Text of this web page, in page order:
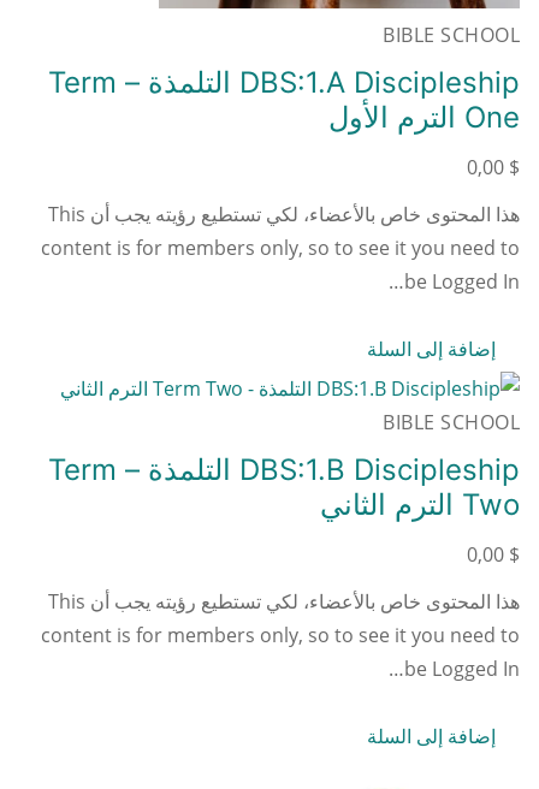
BIBLE SCHOOL
DBS:1.A Discipleship التلمذة – Term
One الترم الأول
0,00 $
هذا المحتوى خاص بالأعضاء، لكي تستطيع رؤيته يجب أن This
content is for members only, so to see it you need to
be Logged In…
إضافة إلى السلة
BIBLE SCHOOL
DBS:1.B Discipleship التلمذة – Term
Two الترم الثاني
0,00 $
هذا المحتوى خاص بالأعضاء، لكي تستطيع رؤيته يجب أن This
content is for members only, so to see it you need to
be Logged In…
إضافة إلى السلة